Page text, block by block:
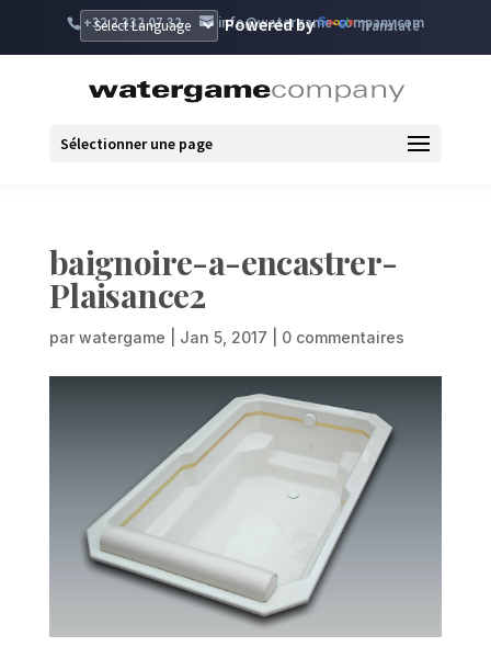
+32 2 332 07 32 info@watergame-company.com
Powered by Translate
Sélectionner une page
baignoire-a-encastrer-
Plaisance2
par watergame Jan 5, 2017 0 commentaires